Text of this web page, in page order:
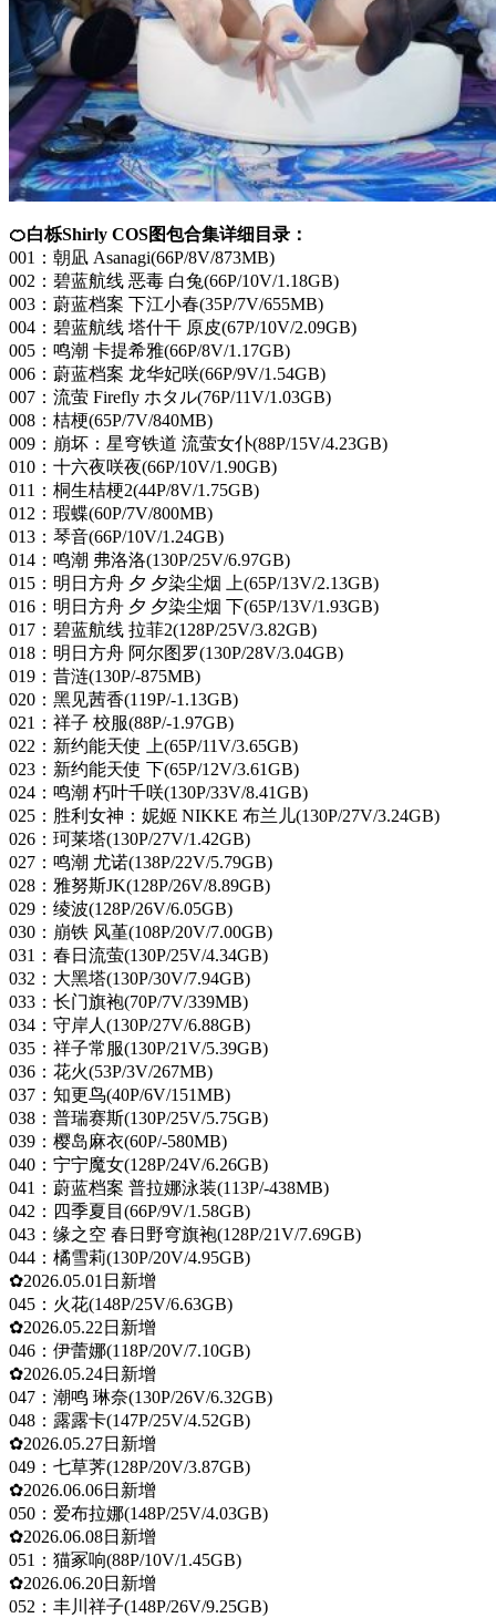
🍊白栎Shirly COS图包合集详细目录：
001：朝凪 Asanagi(66P/8V/873MB)
002：碧蓝航线 恶毒 白兔(66P/10V/1.18GB)
003：蔚蓝档案 下江小春(35P/7V/655MB)
004：碧蓝航线 塔什干 原皮(67P/10V/2.09GB)
005：鸣潮 卡提希雅(66P/8V/1.17GB)
006：蔚蓝档案 龙华妃咲(66P/9V/1.54GB)
007：流萤 Firefly ホタル(76P/11V/1.03GB)
008：桔梗(65P/7V/840MB)
009：崩坏：星穹铁道 流萤女仆(88P/15V/4.23GB)
010：十六夜咲夜(66P/10V/1.90GB)
011：桐生桔梗2(44P/8V/1.75GB)
012：瑕蝶(60P/7V/800MB)
013：琴音(66P/10V/1.24GB)
014：鸣潮 弗洛洛(130P/25V/6.97GB)
015：明日方舟 夕 夕染尘烟 上(65P/13V/2.13GB)
016：明日方舟 夕 夕染尘烟 下(65P/13V/1.93GB)
017：碧蓝航线 拉菲2(128P/25V/3.82GB)
018：明日方舟 阿尔图罗(130P/28V/3.04GB)
019：昔涟(130P/-875MB)
020：黑见茜香(119P/-1.13GB)
021：祥子 校服(88P/-1.97GB)
022：新约能天使 上(65P/11V/3.65GB)
023：新约能天使 下(65P/12V/3.61GB)
024：鸣潮 朽叶千咲(130P/33V/8.41GB)
025：胜利女神：妮姬 NIKKE 布兰儿(130P/27V/3.24GB)
026：珂莱塔(130P/27V/1.42GB)
027：鸣潮 尤诺(138P/22V/5.79GB)
028：雅努斯JK(128P/26V/8.89GB)
029：绫波(128P/26V/6.05GB)
030：崩铁 风堇(108P/20V/7.00GB)
031：春日流萤(130P/25V/4.34GB)
032：大黑塔(130P/30V/7.94GB)
033：长门旗袍(70P/7V/339MB)
034：守岸人(130P/27V/6.88GB)
035：祥子常服(130P/21V/5.39GB)
036：花火(53P/3V/267MB)
037：知更鸟(40P/6V/151MB)
038：普瑞赛斯(130P/25V/5.75GB)
039：樱岛麻衣(60P/-580MB)
040：宁宁魔女(128P/24V/6.26GB)
041：蔚蓝档案 普拉娜泳装(113P/-438MB)
042：四季夏目(66P/9V/1.58GB)
043：缘之空 春日野穹旗袍(128P/21V/7.69GB)
044：橘雪莉(130P/20V/4.95GB)
✿2026.05.01日新增
045：火花(148P/25V/6.63GB)
✿2026.05.22日新增
046：伊蕾娜(118P/20V/7.10GB)
✿2026.05.24日新增
047：潮鸣 琳奈(130P/26V/6.32GB)
048：露露卡(147P/25V/4.52GB)
✿2026.05.27日新增
049：七草荠(128P/20V/3.87GB)
✿2026.06.06日新增
050：爱布拉娜(148P/25V/4.03GB)
✿2026.06.08日新增
051：猫冢响(88P/10V/1.45GB)
✿2026.06.20日新增
052：丰川祥子(148P/26V/9.25GB)